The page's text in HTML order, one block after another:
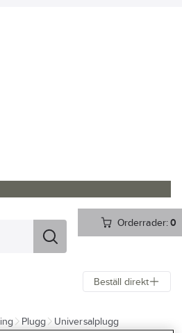
Orderrader:0
Beställ direkt
Plugg Universalplugg